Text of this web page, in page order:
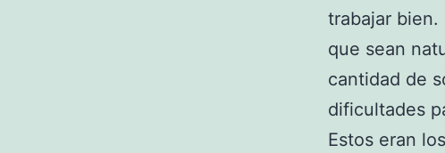
trabajar
que sean
cantidad de
dificultades
Estos eran